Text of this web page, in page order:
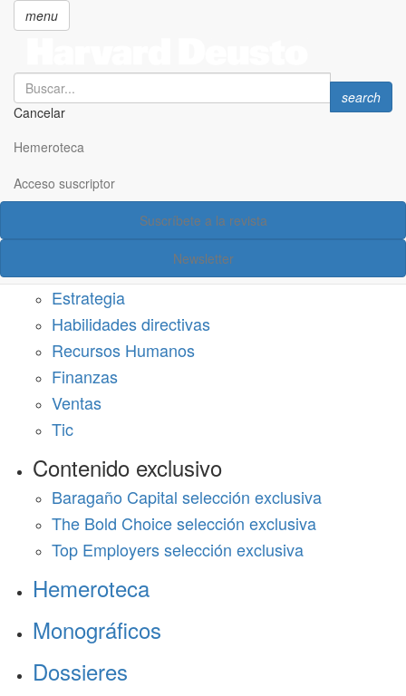
principal
menu
Search
Cancelar
Search
search
Hemeroteca
Acceso suscriptor
Suscríbete a la revista
Newsletter
Acceso suscriptor
Estrategia
Habilidades directivas
Recursos Humanos
Finanzas
Ventas
Tic
Contenido exclusivo
Baragaño Capital selección exclusiva
The Bold Choice selección exclusiva
Top Employers selección exclusiva
Hemeroteca
Monográficos
Dossieres